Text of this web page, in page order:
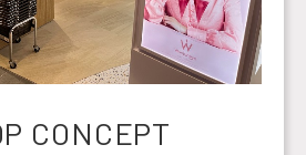
CONCEPT